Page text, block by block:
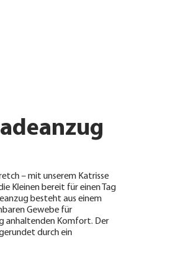
– mit unserem Katrisse
Kleinen bereit für einen Tag
besteht aus einem
Gewebe für
anhaltenden Komfort. Der
durch ein